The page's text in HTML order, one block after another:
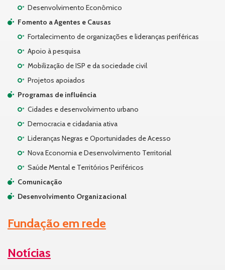
Desenvolvimento Econômico
Fomento a Agentes e Causas
Fortalecimento de organizações e lideranças periféricas
Apoio à pesquisa
Mobilização de ISP e da sociedade civil
Projetos apoiados
Programas de influência
Cidades e desenvolvimento urbano
Democracia e cidadania ativa
Lideranças Negras e Oportunidades de Acesso
Nova Economia e Desenvolvimento Territorial
Saúde Mental e Territórios Periféricos
Comunicação
Desenvolvimento Organizacional
Fundação em rede
Notícias